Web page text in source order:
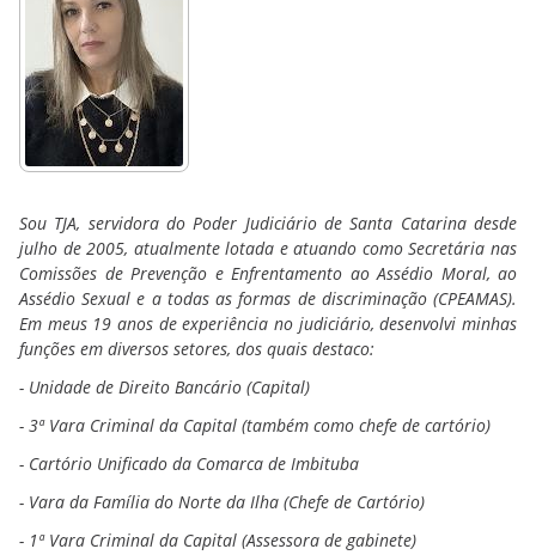
Sou TJA, servidora do Poder Judiciário de Santa Catarina desde
julho de 2005, atualmente lotada e atuando como Secretária nas
Comissões de Prevenção e Enfrentamento ao Assédio Moral, ao
Assédio Sexual e a todas as formas de discriminação (CPEAMAS).
Em meus 19 anos de experiência no judiciário, desenvolvi minhas
funções em diversos setores, dos quais destaco:
- Unidade de Direito Bancário (Capital)
- 3ª Vara Criminal da Capital (também como chefe de cartório)
- Cartório Unificado da Comarca de Imbituba
- Vara da Família do Norte da Ilha (Chefe de Cartório)
- 1ª Vara Criminal da Capital (Assessora de gabinete)